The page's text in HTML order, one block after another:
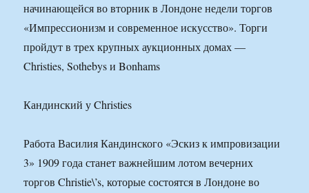
начинающейся во вторник в Лондоне недели торгов
«Импрессионизм и современное искусство». Торги
пройдут в трех крупных аукционных домах —
Christies, Sothebys и Bonhams
Кандинский у Christies
Работа Василия Кандинского «Эскиз к импровизации
3» 1909 года станет важнейшим лотом вечерних
торгов Christie\’s, которые состоятся в Лондоне во